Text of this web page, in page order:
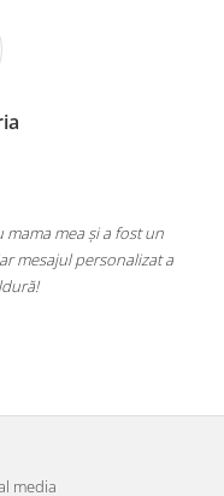
mea și a fost un
mesajul personalizat a
media